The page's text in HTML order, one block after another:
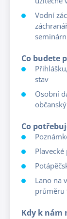
Vodní
Co budete
stav
Osobní
Co
Lano na
průměru
Kdy k nám